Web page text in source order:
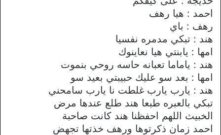
احمد : هيا رهف
رهف : باي
هند : تبكي مدمره نفسيا
امها : يابنتي هيا نعاينوك
هند : ياماما تعبانه حاسه روحي بنموت
امها : بعد سو عليك حبيبتي بعيد سو
هند : يارب يارب غلطت نا يارب سامحني
تبكي بالعبره طبعا هند طلع عندها مرض
الخبيث اللهم احفظنا هند كانت صاحبة
احمد زمان ذكرتوها ورهف خذتها تجهض